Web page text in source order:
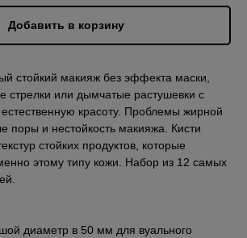
Добавить в корзину
стойкий макияж без эффекта маски,
стрелки или дымчатые растушевки с
красоту. Проблемы жирной
поры и нестойкость макияжа. Кисти
стойких продуктов, которые
этому типу кожи. Набор из 12 самых
диаметр в 50 мм для вуального